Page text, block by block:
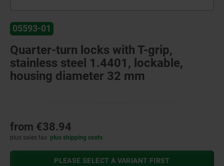
05593-01
Quarter-turn locks with T-grip,
stainless steel 1.4401, lockable,
housing diameter 32 mm
from €38.94
plus sales tax plus shipping costs
PLEASE SELECT A VARIANT FIRST